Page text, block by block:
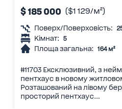
$ 185 000 ($1 129/м²)
Поверх/Поверховість:
Кімнат: 5
Площа загальна: 164 м²
#11703 Ексклюзивний, з
пентхаус в новому
Розташований на лівому
просторий пентхаус...